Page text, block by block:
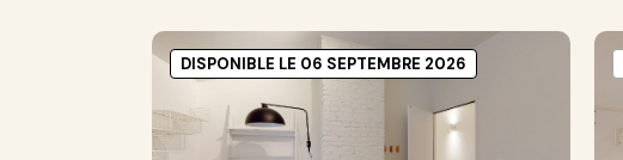
DISPONIBLE LE 06 SEPTEMBRE 2026